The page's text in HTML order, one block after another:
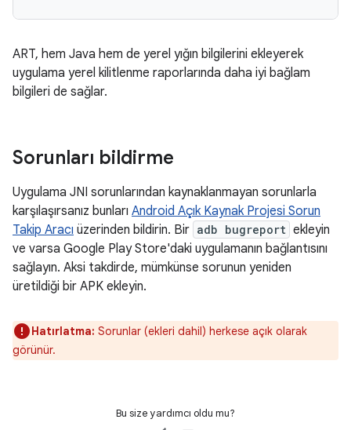
ART, hem Java hem de yerel yığın bilgilerini ekleyerek
uygulama yerel kilitlenme raporlarında daha iyi bağlam
bilgileri de sağlar.
Sorunları bildirme
Uygulama JNI sorunlarından kaynaklanmayan sorunlarla
karşılaşırsanız bunları Android Açık Kaynak Projesi Sorun
Takip Aracı üzerinden bildirin. Bir adb bugreport ekleyin
ve varsa Google Play Store'daki uygulamanın bağlantısını
sağlayın. Aksi takdirde, mümkünse sorunun yeniden
üretildiği bir APK ekleyin.
Hatırlatma: Sorunlar (ekleri dahil) herkese açık olarak
görünür.
Bu size yardımcı oldu mu?